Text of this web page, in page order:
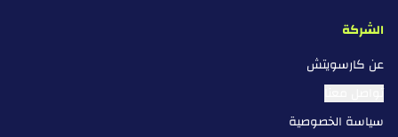
الشركة
عن كارسويتش
سياسة الخصوصية